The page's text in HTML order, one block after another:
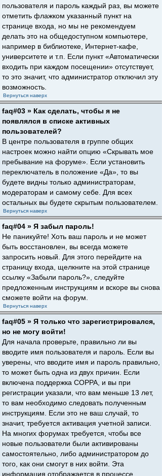
пользователя и пароль каждый раз, вы можете
отметить флажком указанный пункт на
странице входа, но мы не рекомендуем
делать это на общедоступном компьютере,
например в библиотеке, Интернет-кафе,
университете и т.п. Если пункт «Автоматически
входить при каждом посещении» отсутствует,
то это значит, что администратор отключил эту
возможность.
Вернуться наверх
faq#03 » Как сделать, чтобы я не
появлялся в списке активных
пользователей?
В центре пользователя в группе общих
настроек можно найти опцию «Скрывать мое
пребывание на форуме». Если установить
переключатель в положение «Да», то вы
будете видны только администраторам,
модераторам и самому себе. Для всех
остальных вы будете скрытым пользователем.
Вернуться наверх
faq#04 » Я забыл пароль!
Не паникуйте! Хоть ваш пароль и не может
быть восстановлен, вы всегда можете
запросить новый. Для этого перейдите на
страницу входа, щелкните на этой странице
ссылку «Забыли пароль?», следуйте
предложенным инструкциям и вскоре вы снова
сможете войти на форум.
Вернуться наверх
faq#05 » Я только что зарегистрировался,
но не могу войти!
Для начала проверьте, правильно ли вы
вводите имя пользователя и пароль. Если вы
уверены, что вводите имя и пароль правильно,
то может быть одна из двух причин. Если
включена поддержка COPPA, и вы при
регистрации указали, что вам меньше 13 лет,
то вам необходимо следовать полученным
инструкциям. Если это не ваш случай, то
значит, требуется активация учетной записи.
На многих форумах требуется, чтобы все
новые пользователи были активированы
самостоятельно, либо администратором до
того, как они смогут в них войти. Эта
информация отображается в процессе